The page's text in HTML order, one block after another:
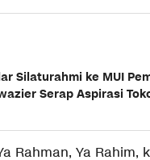
Silaturahmi ke MUI
Serap Aspirasi
Rahman, Ya Rahim,